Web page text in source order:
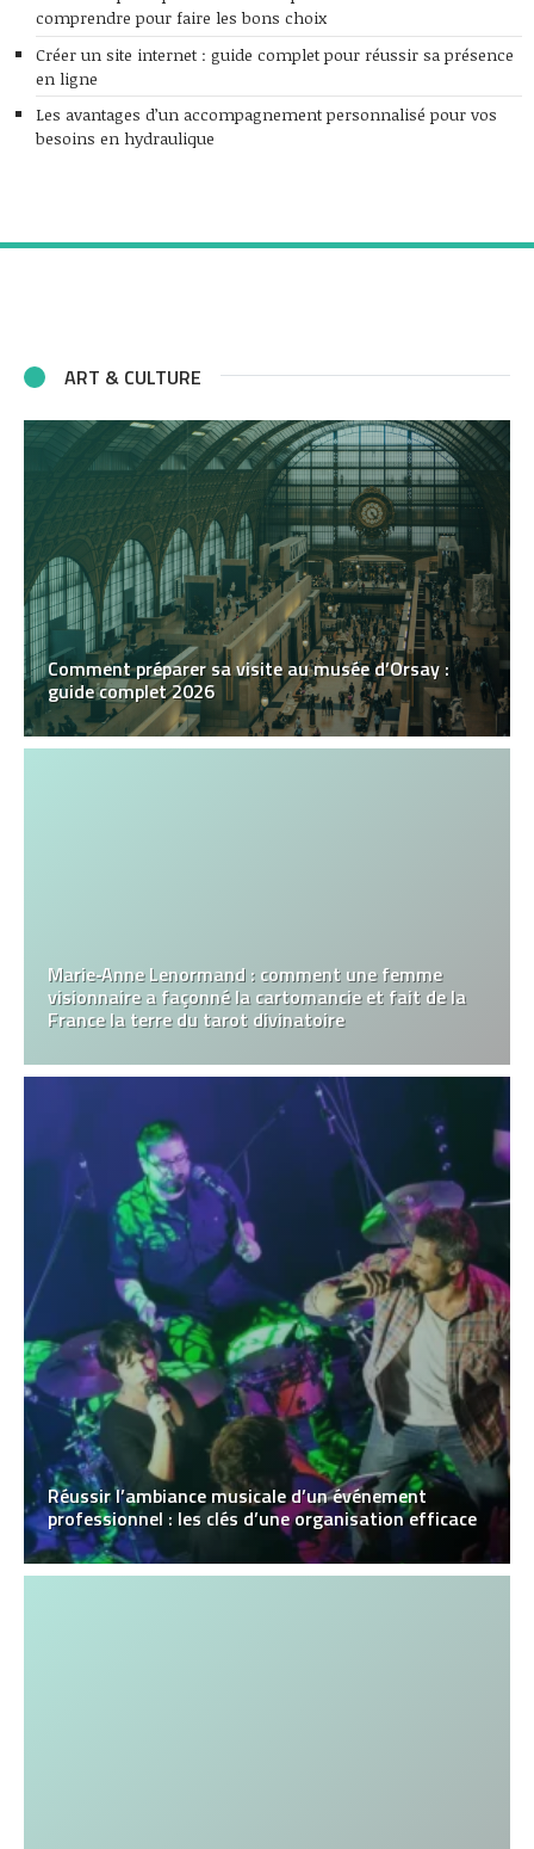
comprendre pour faire les bons choix
Créer un site internet : guide complet pour réussir sa présence
en ligne
Les avantages d’un accompagnement personnalisé pour vos
besoins en hydraulique
ART & CULTURE
Comment préparer sa visite au musée d’Orsay :
guide complet 2026
Marie‑Anne Lenormand : comment une femme
visionnaire a façonné la cartomancie et fait de la
France la terre du tarot divinatoire
Réussir l’ambiance musicale d’un événement
professionnel : les clés d’une organisation efficace